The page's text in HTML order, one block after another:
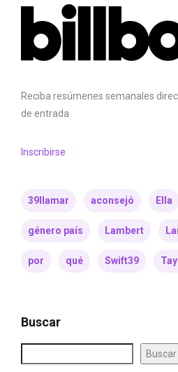
Reciba resúmenes semanales
de entrada
Inscribirse
39llamar aconsejó Ella
género país Lambert
por qué Swift39
Buscar
Buscar